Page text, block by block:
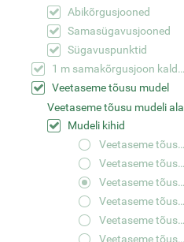
Abikõrgusjooned
Samasügavusjooned
Sügavuspunktid
1 m samakõrgusjoon kaldajoone kõrgusväärtusest
Veetaseme tõusu mudel
Veetaseme tõusu mudeli ala
Mudeli kihid
Veetaseme tõus +0,50 m
Veetaseme tõus +0,75 m
Veetaseme tõus +1,00 m
Veetaseme tõus +1,25 m
Veetaseme tõus +1,50 m
Veetaseme tõus +1,75 m